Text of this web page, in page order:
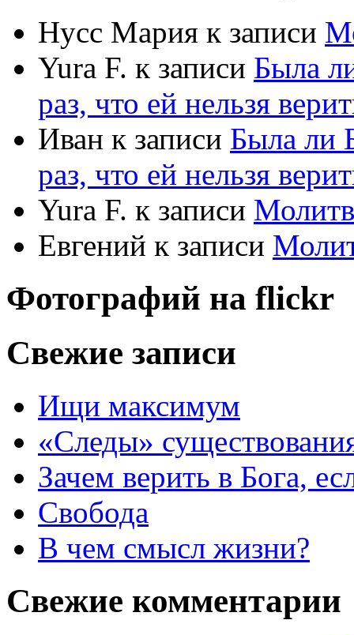
Нусс Мария к записи
Yura F. к записи Была
раз, что ей нельзя
Иван к записи Была ли
раз, что ей нельзя
Yura F. к записи
Евгений к записи
Фотографий на flickr
Свежие записи
Ищи максимум
«Следы»
Зачем верить в Бога,
Свобода
В чем смысл жизни?
Свежие комментарии